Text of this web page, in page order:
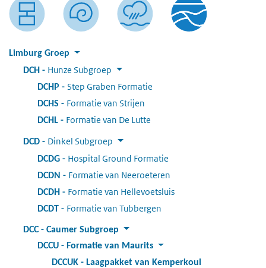
Limburg Groep
DCH
Hunze Subgroep
DCHP Step Graben Formatie
DCHS Formatie van Strijen
DCHL Formatie van De Lutte
DCD Dinkel Subgroep
DCDG Hospital Ground Formatie
DCDN Formatie van Neeroeteren
DCDH Formatie van Hellevoetsluis
DCDT Formatie van Tubbergen
DCC:
Caumer Subgroep
DCCU
Formatie van Maurits
DCCUK
Laagpakket van Kemperkoul